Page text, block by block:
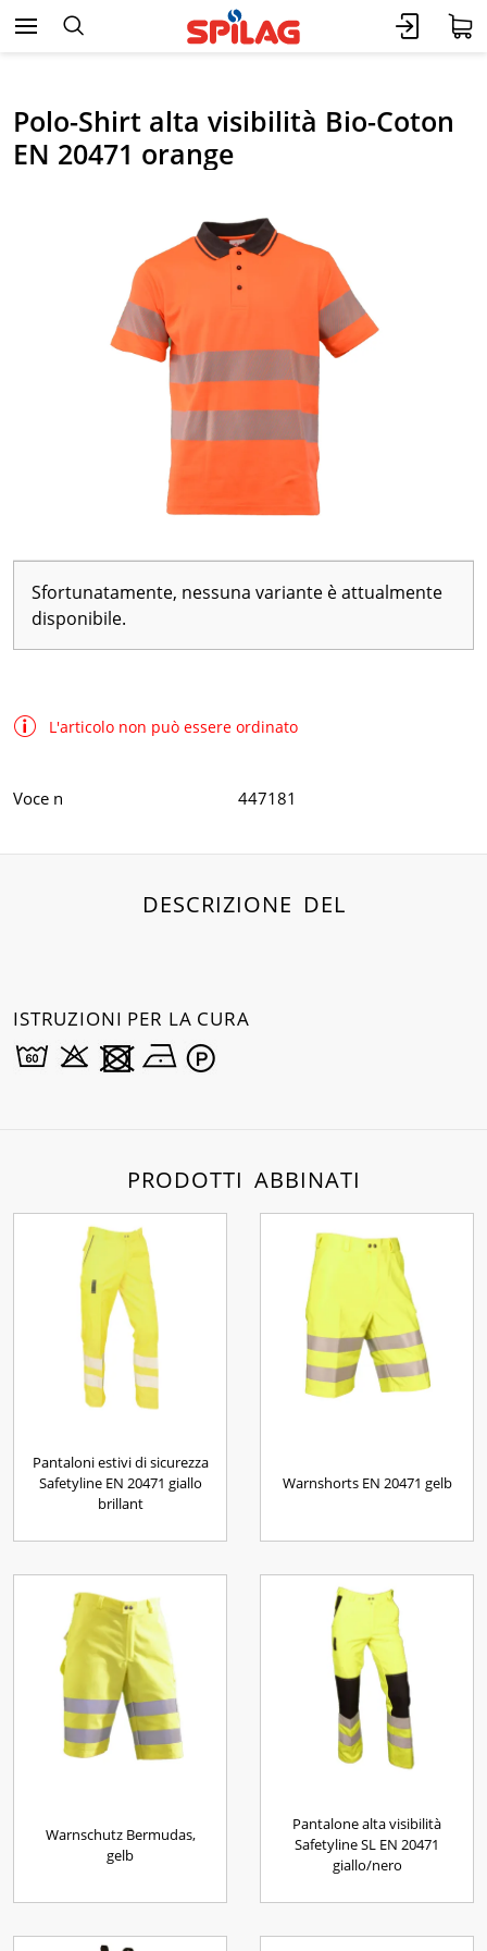
Polo-Shirt alta visibilità Bio-Coton
EN 20471 orange
Sfortunatamente, nessuna variante è attualmente
disponibile.
L'articolo non può essere ordinato
Voce n 447181
DESCRIZIONE DEL
ISTRUZIONI PER LA CURA
PRODOTTI ABBINATI
Pantaloni estivi di sicurezza
Safetyline EN 20471 giallo
brillant
Warnshorts EN 20471 gelb
Warnschutz Bermudas,
gelb
Pantalone alta visibilità
Safetyline SL EN 20471
giallo/nero